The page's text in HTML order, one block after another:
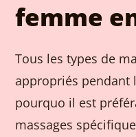
femme
Tous les types de
appropriés pendant
pourquo il est
massages